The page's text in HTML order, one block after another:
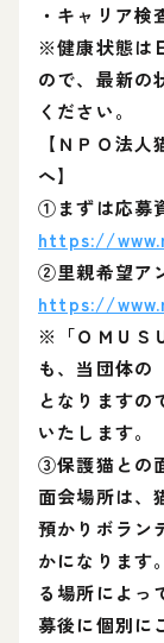
・キャリア検
※健康状態は
ので、最新の
ください。
【ＮＰＯ法
へ】
①まずは応募
https://
②里親希望ア
https://
※「ＯＭＵＳ
も、当団体の
となりますの
いたします。
③保護猫との
面会場所は、
預かりボラン
かになります
る場所によっ
募後に個別に